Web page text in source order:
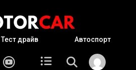
Тест драйв Автоспорт